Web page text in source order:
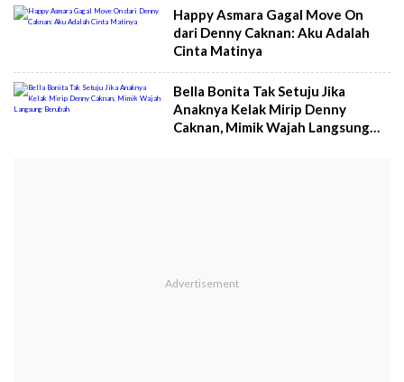
Happy Asmara Gagal Move On
dari Denny Caknan: Aku Adalah
Cinta Matinya
Bella Bonita Tak Setuju Jika
Anaknya Kelak Mirip Denny
Caknan, Mimik Wajah Langsung